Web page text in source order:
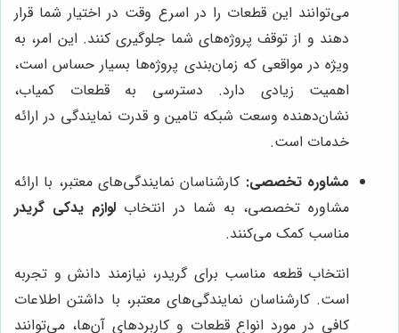
می‌توانند این قطعات را در اسرع وقت در اختیار شما قرار
دهند و از توقف پروژه‌های شما جلوگیری کنند. این امر، به
ویژه در مواقعی که زمان‌بندی پروژه‌ها بسیار حساس است،
اهمیت زیادی دارد. دسترسی به قطعات کمیاب،
نشان‌دهنده وسعت شبکه تامین و قدرت نمایندگی در ارائه
خدمات است.
مشاوره تخصصی: کارشناسان نمایندگی‌های معتبر، با ارائه
مشاوره تخصصی، به شما در انتخاب لوازم یدکی گریدر
مناسب کمک می‌کنند.
انتخاب قطعه مناسب برای گریدر، نیازمند دانش و تجربه
است. کارشناسان نمایندگی‌های معتبر، با داشتن اطلاعات
کافی در مورد انواع قطعات و کاربردهای آن‌ها، می‌توانند